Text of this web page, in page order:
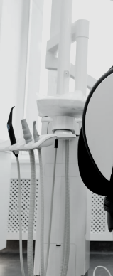
WEB&WEBS ·
para
vender,
Diseñamos
para captar
empezar bien
completos.
VER OPCIONES Y